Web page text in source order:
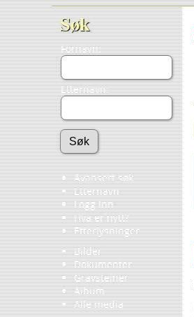
Søk
Fornavn:
Etternavn:
Avansert søk
Etternavn
Logg inn
Hva er nytt?
Etterlysninger
Bilder
Dokumenter
Gravsteiner
Album
Alle media